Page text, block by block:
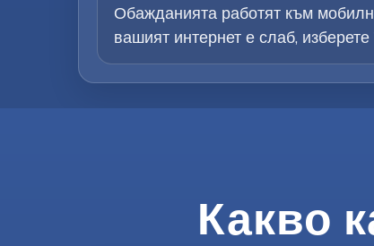
Обажданията работят към
вашият интернет е слаб,
Какво